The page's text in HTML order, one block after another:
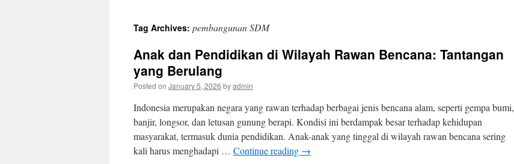
Tag Archives: pembangunan SDM
Anak dan Pendidikan di Wilayah Rawan Bencana: Tantangan
yang Berulang
Posted on January 5, 2026 byadmin
Indonesia merupakan negara yang rawan terhadap berbagai jenis bencana alam, seperti gempa bumi,
banjir, longsor, dan letusan gunung berapi. Kondisi ini berdampak besar terhadap kehidupan
masyarakat, termasuk dunia pendidikan. Anak-anak yang tinggal di wilayah rawan bencana sering
kali harus menghadapi … Continue reading →